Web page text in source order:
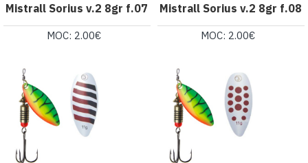
Mistrall Sorius v.2 8gr f.07
MOC: 2.00€
Mistrall Sorius v.2 8gr f.08
MOC: 2.00€